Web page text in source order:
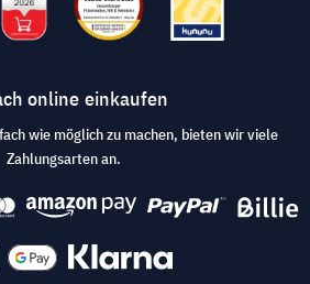
online einkaufen
wie möglich zu machen, bieten wir viele
Zahlungsarten an.